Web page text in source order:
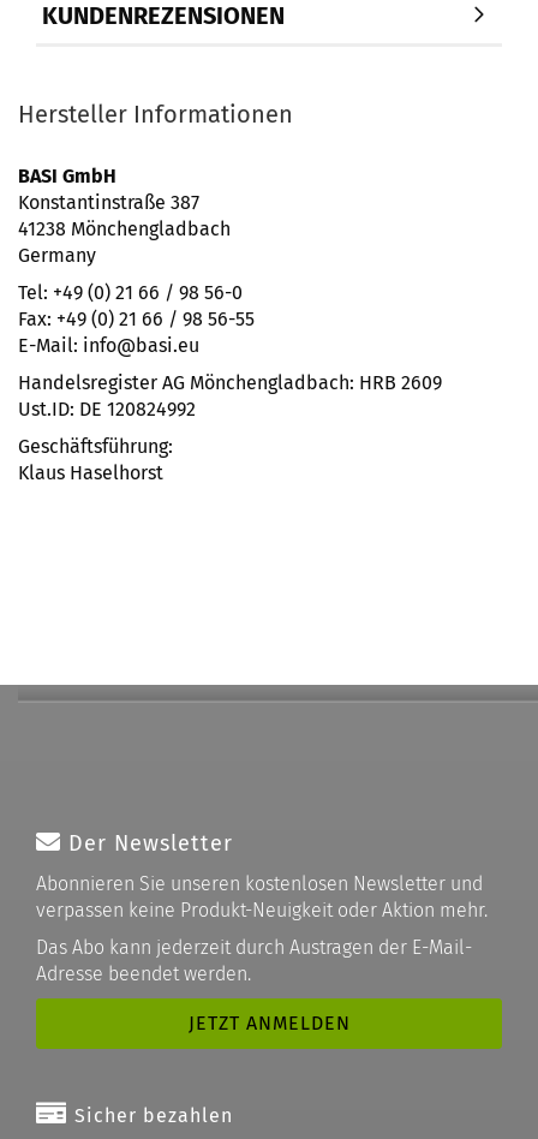
KUNDENREZENSIONEN
Hersteller Informationen
BASI GmbH
Konstantinstraße 387
41238 Mönchengladbach
Germany
Tel: +49 (0) 21 66 / 98 56-0
Fax: +49 (0) 21 66 / 98 56-55
E-Mail: info@basi.eu
Handelsregister AG Mönchengladbach: HRB 2609
Ust.ID: DE 120824992
Geschäftsführung:
Klaus Haselhorst
Der Newsletter
Abonnieren Sie unseren kostenlosen Newsletter und
verpassen keine Produkt-Neuigkeit oder Aktion mehr.
Das Abo kann jederzeit durch Austragen der E-Mail-
Adresse beendet werden.
Sicher bezahlen